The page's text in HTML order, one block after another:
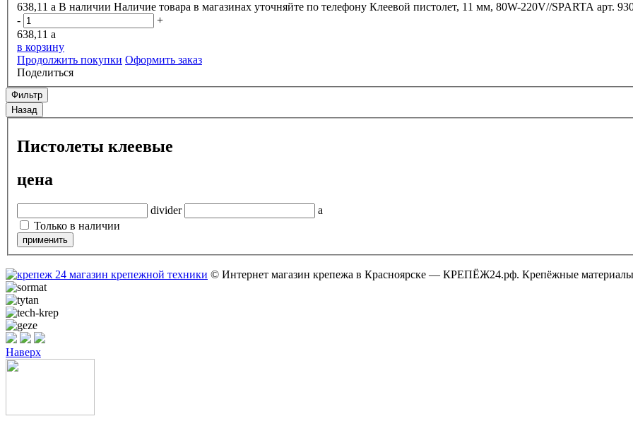
638,11 a В наличии Наличие товара в магазинах уточняйте по телефону Клеевой пистолет, 11 мм, 80W-220V//SPARTA арт.
-
+
638,11 a
в корзину
Продолжить покупки Оформить заказ
Поделиться
Фильтр
Назад
Пистолеты клеевые
цена
divider
a
Только в наличии
© Интернет магазин крепежа в Красноярске — КРЕПЁЖ24.рф. Крепёжные
Наверх